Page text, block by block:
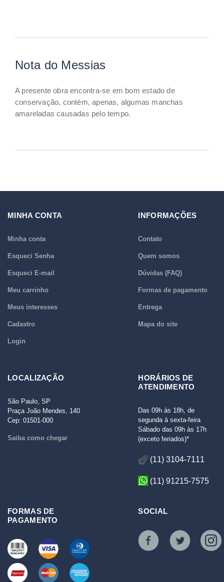
Nota do Messias
A presente obra encontra-se em bom estado de
conservação, contém, apenas, algumas manchas
amareladas causadas pelo tempo.
MINHA CONTA
Minha conta
Esqueci Senha
Esqueci E-mail
Meu carrinho
Meus interesses
Cadastro
Login
INFORMAÇÕES
Contato
Quem somos
Dúvidas (FAQ)
Formas de pagamento
Entrega
Mapa do site
LOCALIZAÇÃO
São Paulo, SP
Praça João Mendes, 140
Cep: 01501-000
Saiba como chegar
HORÁRIOS DE
ATENDIMENTO
Das 09h às 18h, de
segunda à sexta-feira
Sábado das 09h às 17h
(exceto feriados)*
(11) 3104-7111
(11) 91215-7575
FORMAS DE
PAGAMENTO
SOCIAL